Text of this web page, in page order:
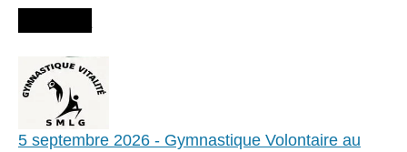
5 septembre 2026 - Gymnastique Volontaire au